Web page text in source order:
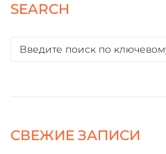
SEARCH
СВЕЖИЕ ЗАПИСИ